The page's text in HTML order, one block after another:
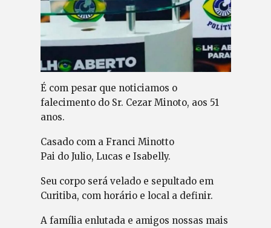
É com pesar que noticiamos o
falecimento do Sr. Cezar Minoto, aos 51
anos.
Casado com a Franci Minotto
Pai do Julio, Lucas e Isabelly.
Seu corpo será velado e sepultado em
Curitiba, com horário e local a definir.
A família enlutada e amigos nossas mais